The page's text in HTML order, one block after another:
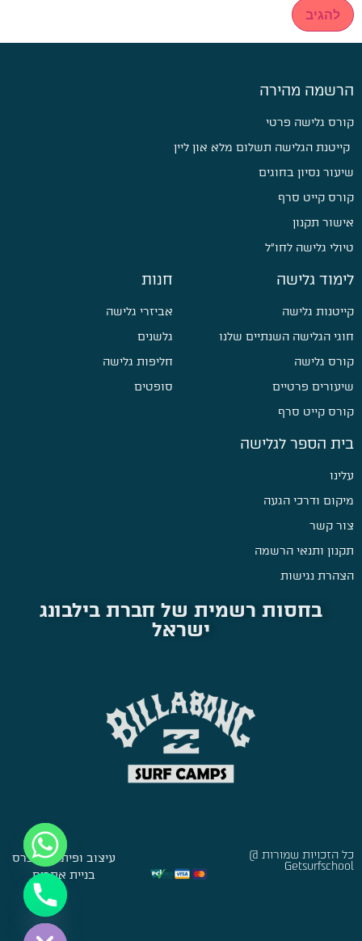
הרשמה מהירה
קורס גלישה פרטי
קייטנת הגלישה תשלום מלא און ליין
שיעור נסיון בחוגים
קורס קייט סרף
אישור תקנון
טיולי גלישה לחו״ל
לימוד גלישה
קייטנות גלישה
חוגי הגלישה השנתיים שלנו
קורס גלישה
שיעורים פרטיים
קורס קייט סרף
חנות
אביזרי גלישה
גלשנים
חליפות גלישה
סופטים
בית הספר לגלישה
עלינו
מיקום ודרכי הגעה
צור קשר
תקנון ותנאי הרשמה
הצהרת נגישות
בחסות רשמית של חברת בילבונג
ישראל
כל הזכויות שמורות @
Getsurfschool
עיצוב ופיתוח:סברס
בניית אתרים
Hide chaty